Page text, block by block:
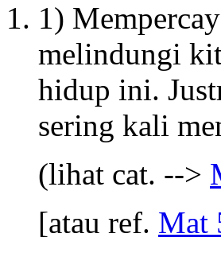
1)
melindungi
hidup ini.
sering kali
(lihat cat. -->
[atau ref. Mat